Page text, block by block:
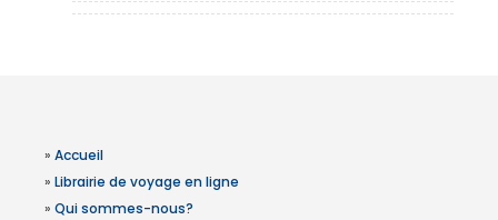
» Accueil
» Librairie de voyage en ligne
» Qui sommes-nous?